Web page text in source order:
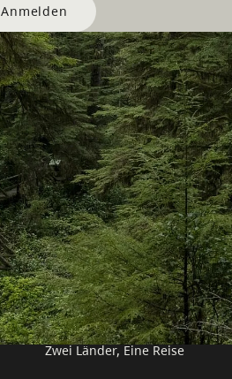
Anmelden
Unsere Websites
Reisebranche
Medien
Unternehmen
简体中文 – China
Auf dieser Website
Reisevorschläge
Praktische Tipps
Zwei Länder, Eine Reise